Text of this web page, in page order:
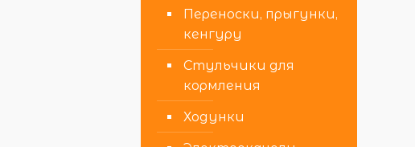
Переноски, прыгунки,
кенгуру
Стульчики для
кормления
Ходунки